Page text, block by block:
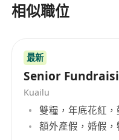
彈性工時
醫療計劃
保險計劃
牙科計劃
中國假期
特別／額外事假
相似職位
最新
Senior
Kuailu
雙糧，年底花紅
額外產假，婚假